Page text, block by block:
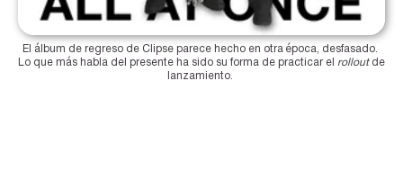
El álbum de regreso de Clipse parece hecho en otra época, desfasado.
Lo que más habla del presente ha sido su forma de practicar el rollout de
lanzamiento.